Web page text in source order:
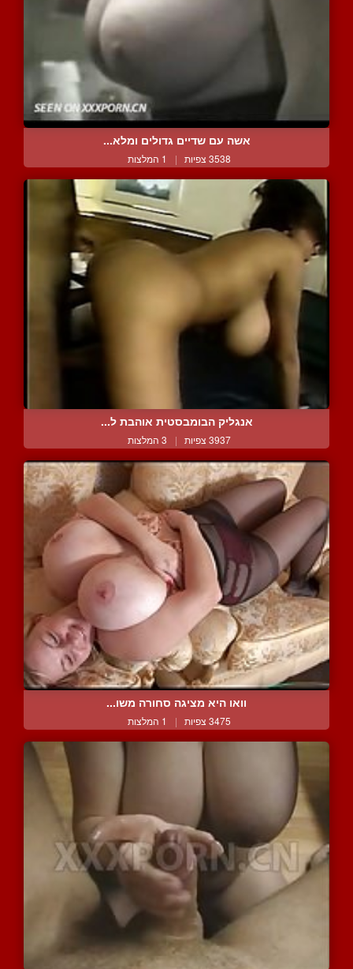
אשה עם שדיים גדולים ומלא...
3538 צפיות | 1 המלצות
אנגליק הבומבסטית אוהבת ל...
3937 צפיות | 3 המלצות
וואו היא מציגה סחורה משו...
3475 צפיות | 1 המלצות